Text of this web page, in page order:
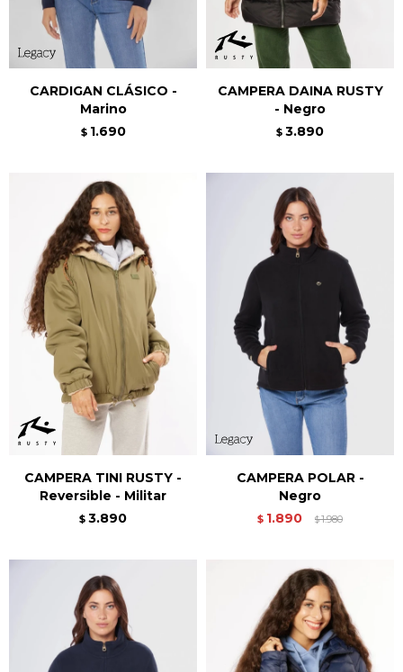
CARDIGAN CLÁSICO -
Marino
$ 1.690
CAMPERA DAINA RUSTY
- Negro
$ 3.890
CAMPERA TINI RUSTY -
Reversible - Militar
$ 3.890
CAMPERA POLAR -
Negro
$ 1.890 $1.980